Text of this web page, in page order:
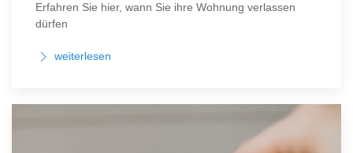
Erfahren Sie hier, wann Sie ihre Wohnung verlassen
dürfen
weiterlesen